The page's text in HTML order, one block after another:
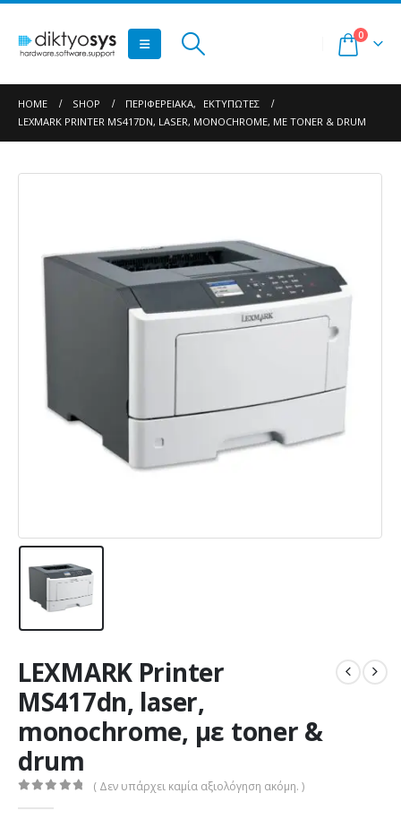
0
HOME SHOP ΠΕΡΙΦΕΡΕΙΑΚΆ,
ΕΚΤΥΠΩΤΈΣ
LEXMARK PRINTER MS417DN, LASER, MONOCHROME, ΜΕ TONER & DRUM
LEXMARK Printer
MS417dn, laser,
monochrome, με toner &
drum
( Δεν υπάρχει καμία αξιολόγηση ακόμη. )